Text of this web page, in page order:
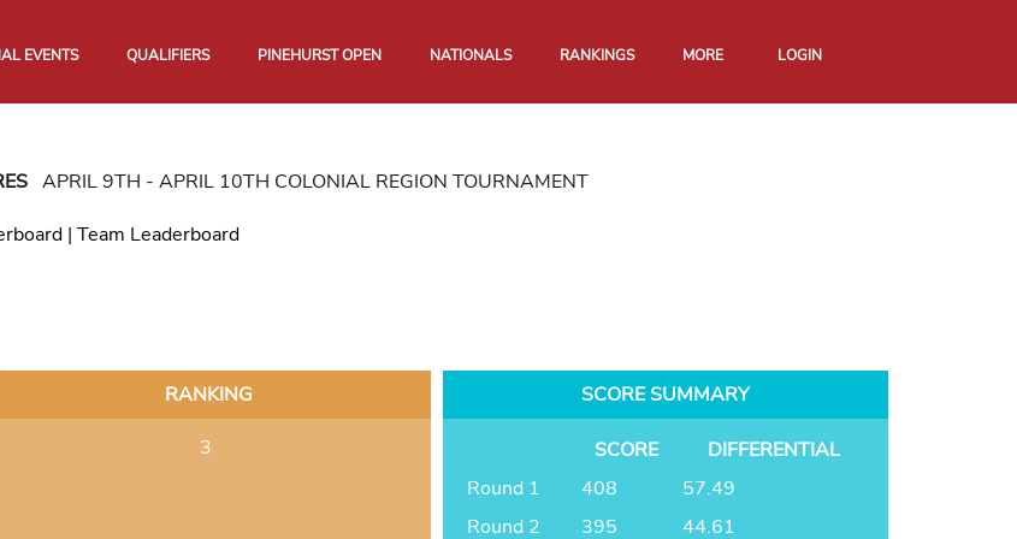
EVENTS QUALIFIERS PINEHURST OPEN NATIONALS RANKINGS MORE LOGIN
APRIL 9TH - APRIL 10TH COLONIAL REGION TOURNAMENT
| Team Leaderboard
RANKING
3
SCORE SUMMARY
SCORE
DIFFERENTIAL
Round 1
408
57.49
Round 2
395
44.61